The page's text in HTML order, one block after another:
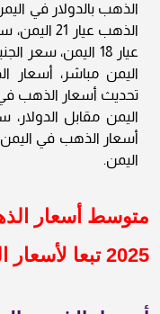
الذهب بالدولار في
عيار 18 اليمن،
اليمن مباشر، أسعار
تحديث أسعار الذهب
اليمن مقابل
أسعار الذهب في
اليمن.
متوسط أسعار الذهب
2025 تبعا لأسعار الصرف في الأردن